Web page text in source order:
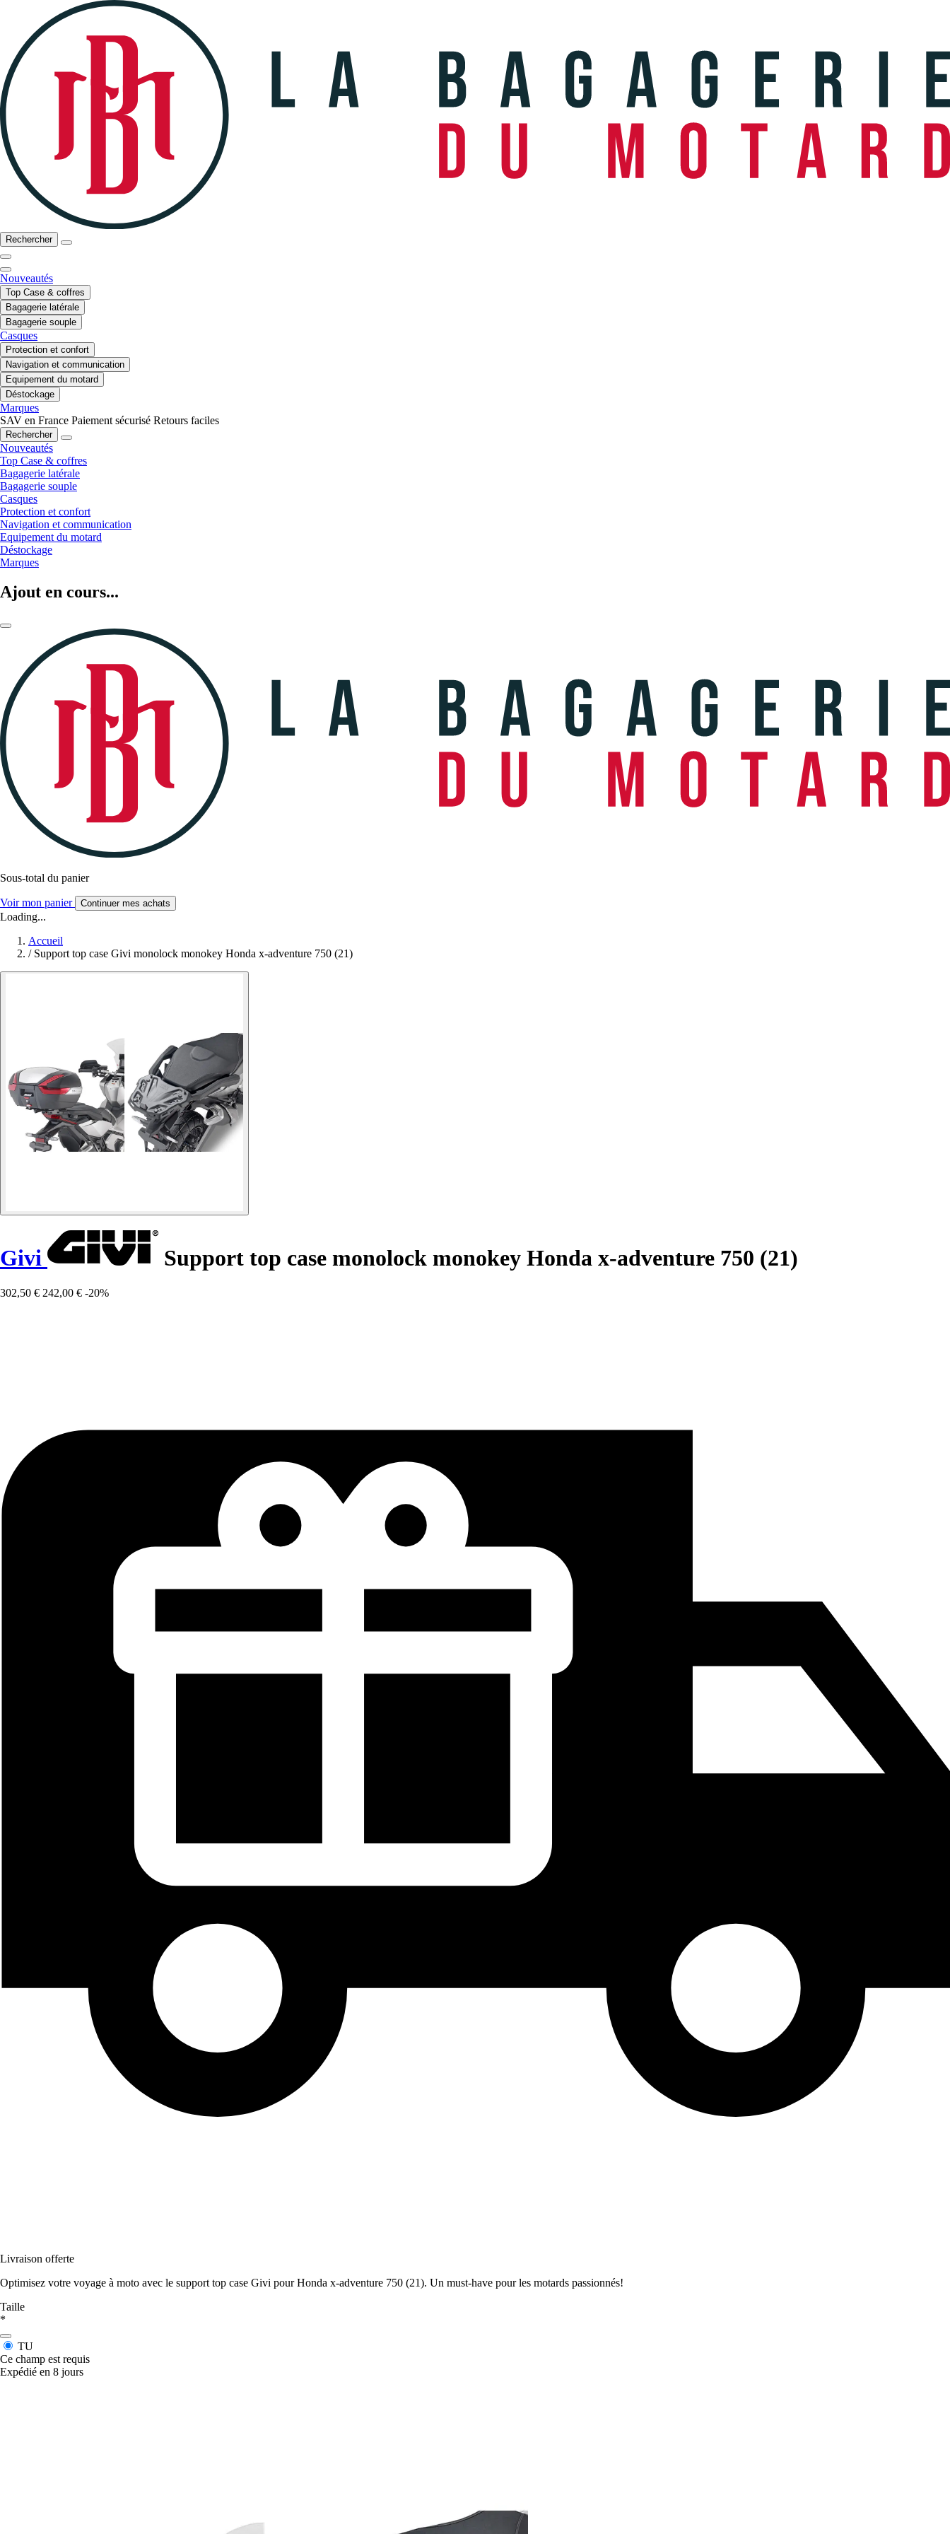
Rechercher
Nouveautés
Top Case & coffres
Bagagerie latérale
Bagagerie souple
Casques
Protection et confort
Navigation et communication
Equipement du motard
Déstockage
Marques
SAV en France Paiement sécurisé Retours faciles
Rechercher
Nouveautés
Top Case & coffres
Bagagerie latérale
Bagagerie souple
Casques
Protection et confort
Navigation et communication
Equipement du motard
Déstockage
Marques
Ajout en cours...
Sous-total du panier
Voir mon panier Continuer mes achats
Loading...
Accueil
/ Support top case Givi monolock monokey Honda x-adventure 750 (21)
Givi Support top case monolock monokey Honda x-adventure 750 (21)
302,50 € 242,00 € -20%
Livraison offerte
Optimisez votre voyage à moto avec le support top case Givi pour Honda x-adventure 750 (21). Un must-have pour les motards passionnés!
Taille
*
TU
Ce champ est requis
Expédié en 8 jours